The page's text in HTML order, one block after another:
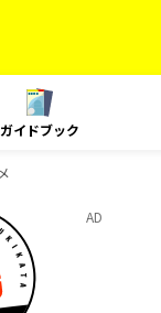
ガイドブック
AD